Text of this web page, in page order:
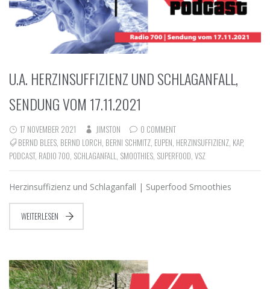
U.A. HERZINSUFFIZIENZ UND SCHLAGANFALL,
SENDUNG VOM 17.11.2021
17 NOVEMBER 2021 JIMSTON
0 COMMENT
BERND BLEES, BERND LORCH, BERNI SCHMITZ, EUPEN, HERZINSUFFIZIENZ, KAP,
PODCAST, RADIO 700, SCHLAGANFALL, SMOOTHIES, SUPERFOOD, VSZ
Herzinsuffizienz und Schlaganfall | Superfood Smoothies
WEITERLESEN